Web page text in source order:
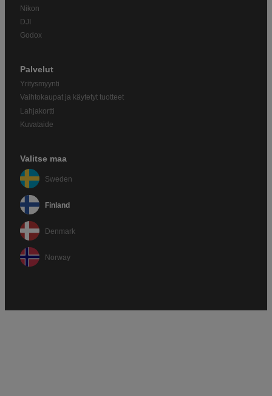
Nikon
DJI
Godox
Palvelut
Yritysmyynti
Vaihtokaupat ja käytetyt tuotteet
Lahjakortti
Kuvataide
Valitse maa
Sweden
Finland
Denmark
Norway